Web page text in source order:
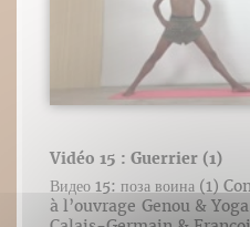
Vidéo 15 : Guerrier (1)
Видео 15: поза воина (1)
à l’ouvrage Genou &